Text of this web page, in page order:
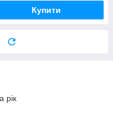
Купити
рік